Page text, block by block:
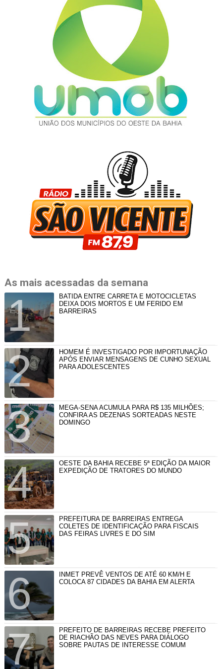
As mais acessadas da semana
BATIDA ENTRE CARRETA E MOTOCICLETAS
DEIXA DOIS MORTOS E UM FERIDO EM
BARREIRAS
HOMEM É INVESTIGADO POR IMPORTUNAÇÃO
APÓS ENVIAR MENSAGENS DE CUNHO SEXUAL
PARA ADOLESCENTES
MEGA-SENA ACUMULA PARA R$ 135 MILHÕES;
CONFIRA AS DEZENAS SORTEADAS NESTE
DOMINGO
OESTE DA BAHIA RECEBE 5ª EDIÇÃO DA MAIOR
EXPEDIÇÃO DE TRATORES DO MUNDO
PREFEITURA DE BARREIRAS ENTREGA
COLETES DE IDENTIFICAÇÃO PARA FISCAIS
DAS FEIRAS LIVRES E DO SIM
INMET PREVÊ VENTOS DE ATÉ 60 KM/H E
COLOCA 87 CIDADES DA BAHIA EM ALERTA
PREFEITO DE BARREIRAS RECEBE PREFEITO
DE RIACHÃO DAS NEVES PARA DIÁLOGO
SOBRE PAUTAS DE INTERESSE COMUM